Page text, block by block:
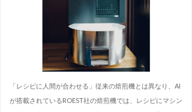
「レシピに人間が合わせる」従来の焙煎機とは異なり、AI
が搭載されているROEST社の焙煎機では、レシピにマシン